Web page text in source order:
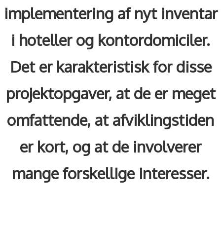
implementering af nyt inventar
i hoteller og kontordomiciler.
Det er karakteristisk for disse
projektopgaver, at de er meget
omfattende, at afviklingstiden
er kort, og at de involverer
mange forskellige interesser.